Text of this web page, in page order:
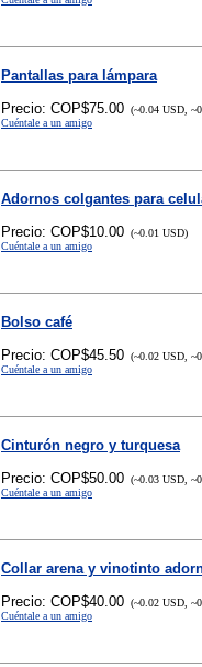
Pantallas para lámpara
Precio: COP$75.00 (~0.04 USD,
Cuéntale a un amigo
Adornos colgantes para
Precio: COP$10.00 (~0.01 USD)
Cuéntale a un amigo
Bolso café
Precio: COP$45.50 (~0.02 USD,
Cuéntale a un amigo
Cinturón negro y turquesa
Precio: COP$50.00 (~0.03 USD,
Cuéntale a un amigo
Collar arena y vinotinto
Precio: COP$40.00 (~0.02 USD,
Cuéntale a un amigo